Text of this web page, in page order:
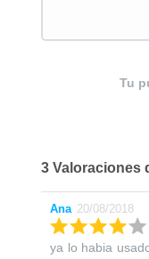
3 Valoraciones
Tu
Ana 20/08/2018
ya lo habia